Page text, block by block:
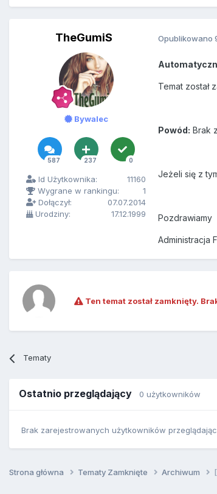
TheGumiS
Bywalec
587 237 0
Id Użytkownika:
11160
Wygrane w rankingu:
1
Dołączył:
07.07.2014
Urodziny:
17.12.1999
Opublikowano
Temat został
Powód: Brak
Jeżeli się z
Pozdrawiamy
Administracja
Ten temat został zamknięty.
Tematy
Ostatnio przeglądający 0 użytkowników
Brak zarejestrowanych użytkowników
Strona główna Tematy Zamknięte Archiwum